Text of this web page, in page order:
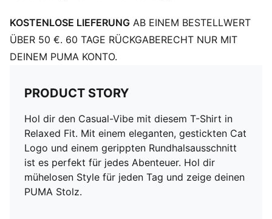
KOSTENLOSE LIEFERUNG AB EINEM BESTELLWERT
ÜBER 50 €. 60 TAGE RÜCKGABERECHT NUR MIT
DEINEM PUMA KONTO.
PRODUCT STORY
Hol dir den Casual-Vibe mit diesem T-Shirt in
Relaxed Fit. Mit einem eleganten, gestickten Cat
Logo und einem gerippten Rundhalsausschnitt
ist es perfekt für jedes Abenteuer. Hol dir
mühelosen Style für jeden Tag und zeige deinen
PUMA Stolz.